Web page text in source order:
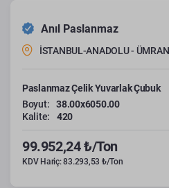
Anıl Paslanmaz
İSTANBUL-ANADOLU -
Paslanmaz Çelik Yuvarlak Çubuk
Boyut:
38.00x6050.00
Kalite:
420
99.952,24 ₺/Ton
KDV Hariç: 83.293,53 ₺/Ton